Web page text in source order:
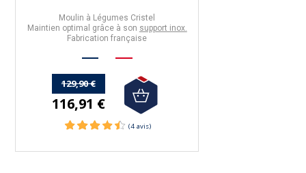
Moulin à Légumes Cristel
Maintien optimal grâce à son support inox.
Fabrication française
129,90 €
116,91 €